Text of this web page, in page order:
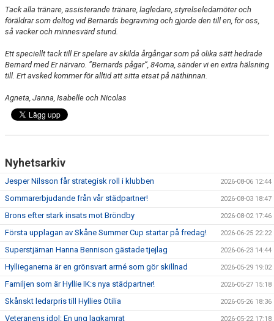
KONTAKT
SPONSORER
HYLLIEDAGEN
MEDLEMSKAP
Tack alla tränare, assisterande tränare, lagledare, styrelseledamöter och
föräldrar som deltog vid Bernards begravning och gjorde den till en, för oss,
så vacker och minnesvärd stund.
Ett speciellt tack till Er spelare av skilda årgångar som på olika sätt hedrade
Bernard med Er närvaro. ”Bernards pågar”, 84orna, sänder vi en extra hälsning
till. Ert avsked kommer för alltid att sitta etsat på näthinnan.
Agneta, Janna, Isabelle och Nicolas
Nyhetsarkiv
Jesper Nilsson får strategisk roll i klubben 2026-08-06 12:44
Sommarerbjudande från vår städpartner! 2026-08-03 18:47
Brons efter stark insats mot Bröndby 2026-08-02 17:46
Första upplagan av Skåne Summer Cup startar på fredag! 2026-06-25 22:22
Superstjärnan Hanna Bennison gästade tjejlag 2026-06-23 14:44
Hyllieganerna är en grönsvart armé som gör skillnad 2026-05-29 19:02
Familjen som är Hyllie IK:s nya städpartner! 2026-05-27 15:18
Skånskt ledarpris till Hyllies Otilia 2026-05-26 18:36
Veteranens idol: En ung lagkamrat 2026-05-22 17:18